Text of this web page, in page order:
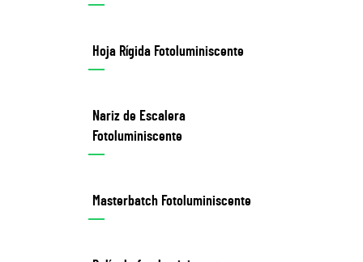
Hoja Rígida Fotoluminiscente
Nariz de Escalera
Fotoluminiscente
Masterbatch Fotoluminiscente